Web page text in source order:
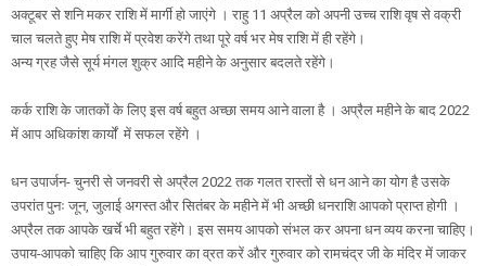
अक्टूबर से शनि मकर राशि में मार्गी हो जाएंगे । राहु 11 अप्रैल को अपनी उच्च राशि वृष से वक्री
चाल चलते हुए मेष राशि में प्रवेश करेंगे तथा पूरे वर्ष भर मेष राशि में ही रहेंगे।
अन्य ग्रह जैसे सूर्य मंगल शुक्र आदि महीने के अनुसार बदलते रहेंगे।
कर्क राशि के जातकों के लिए इस वर्ष बहुत अच्छा समय आने वाला है । अप्रैल महीने के बाद 2022
में आप अधिकांश कार्यों में सफल रहेंगे ।
धन उपार्जन- चुनरी से जनवरी से अप्रैल 2022 तक गलत रास्तों से धन आने का योग है उसके
उपरांत पुनः जून, जुलाई अगस्त और सितंबर के महीने में भी अच्छी धनराशि आपको प्राप्त होगी ।
अप्रैल तक आपके खर्चे भी बहुत रहेंगे। इस समय आपको संभल कर अपना धन व्यय करना चाहिए।
उपाय-आपको चाहिए कि आप गुरुवार का व्रत करें और गुरुवार को रामचंद्र जी के मंदिर में जाकर